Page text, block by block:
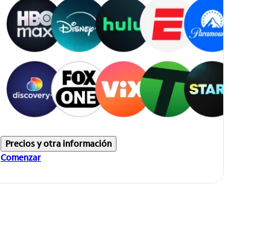
Precios y otra información
Comenzar